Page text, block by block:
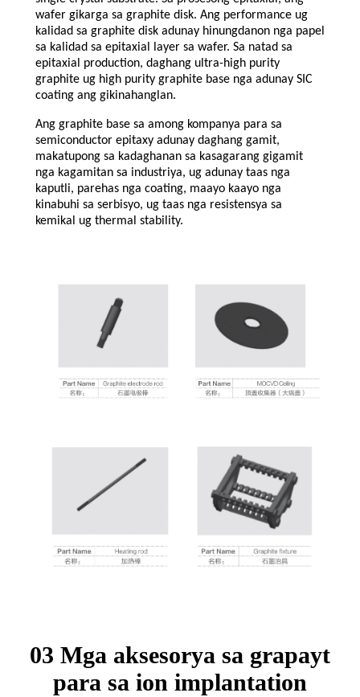
wafer gikarga sa graphite disk. Ang performance ug
kalidad sa graphite disk adunay hinungdanon nga papel
sa kalidad sa epitaxial layer sa wafer. Sa natad sa
epitaxial production, daghang ultra-high purity
graphite ug high purity graphite base nga adunay SIC
coating ang gikinahanglan.
Ang graphite base sa among kompanya para sa
semiconductor epitaxy adunay daghang gamit,
makatupong sa kadaghanan sa kasagarang gigamit
nga kagamitan sa industriya, ug adunay taas nga
kaputli, parehas nga coating, maayo kaayo nga
kinabuhi sa serbisyo, ug taas nga resistensya sa
kemikal ug thermal stability.
03 Mga aksesorya sa grapayt
para sa ion implantation